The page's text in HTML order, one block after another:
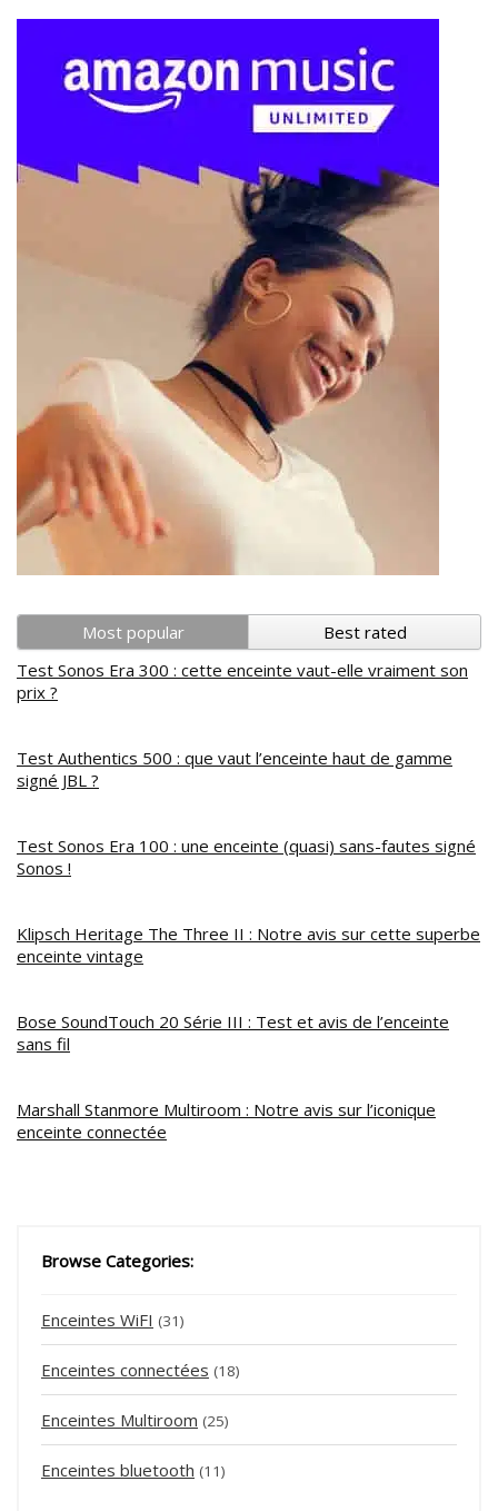
Most popular
Best rated
Test Sonos Era 300 : cette enceinte vaut-elle vraiment son
prix ?
Test Authentics 500 : que vaut l’enceinte haut de gamme
signé JBL ?
Test Sonos Era 100 : une enceinte (quasi) sans-fautes signé
Sonos !
Klipsch Heritage The Three II : Notre avis sur cette superbe
enceinte vintage
Bose SoundTouch 20 Série III : Test et avis de l’enceinte
sans fil
Marshall Stanmore Multiroom : Notre avis sur l’iconique
enceinte connectée
Browse Categories:
Enceintes WiFI (31)
Enceintes connectées (18)
Enceintes Multiroom (25)
Enceintes bluetooth (11)